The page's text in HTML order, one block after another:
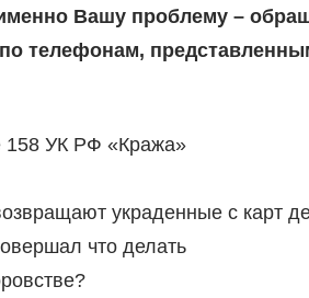
Вашу проблему –
телефонам,
158 УК РФ «Кража»
украденные с карт
что делать